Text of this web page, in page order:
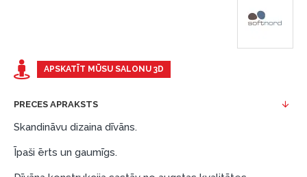
Ar ESTO iegūstiet bezprocentu līzinga vai nomaksas
priekšrocības bez pirmās iemaksas un ar nomaksas
Piemērs: Preces cena 300 €, termiņš: 12 mēneši,
pirmā iemaksa: 0 €, ikmēneša maksājums: 25 €,
salonu Dārzciema ielā 91, Rīga, Latvija.
Dokumentu prasības:
APSKATĪT MŪSU SALONU 3D
PRECES APRAKSTS
Skandināvu dizaina dīvāns.
Īpaši ērts un gaumīgs.